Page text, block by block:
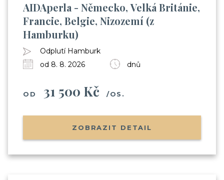
AIDAperla - Německo, Velká Británie,
Francie, Belgie, Nizozemí (z
Hamburku)
Odplutí Hamburk
od 8. 8. 2026
dnů
OD 31 500 Kč /OS.
ZOBRAZIT DETAIL